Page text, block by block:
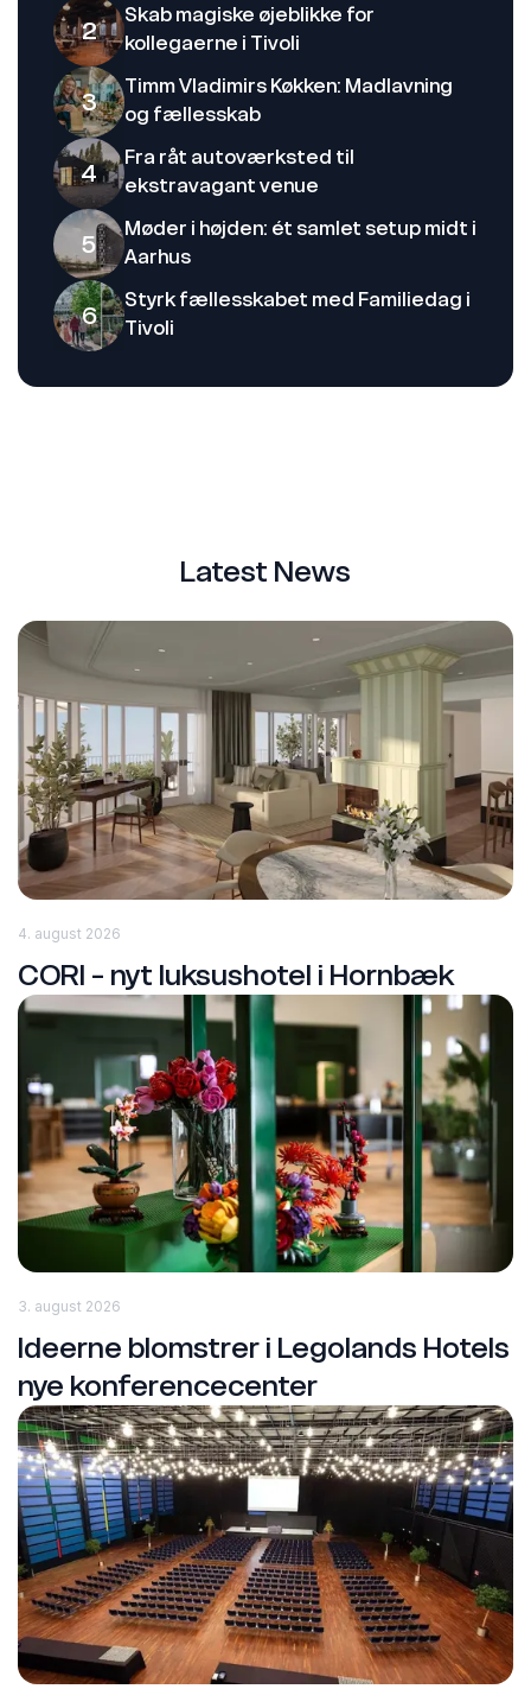
2
Skab magiske øjeblikke for
kollegaerne i Tivoli
3
Timm Vladimirs Køkken: Madlavning
og fællesskab
4
Fra råt autoværksted til
ekstravagant venue
5
Møder i højden: ét samlet setup midt i
Aarhus
6
Styrk fællesskabet med Familiedag i
Tivoli
Latest News
4. august 2026
CORI - nyt luksushotel i Hornbæk
3. august 2026
Ideerne blomstrer i Legolands Hotels
nye konferencecenter